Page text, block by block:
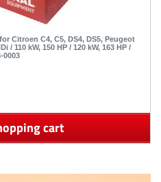
Citroen C4, C5, DS4, DS5, Peugeot
/ 110 kW, 150 HP / 120 kW, 163 HP /
0003
cart